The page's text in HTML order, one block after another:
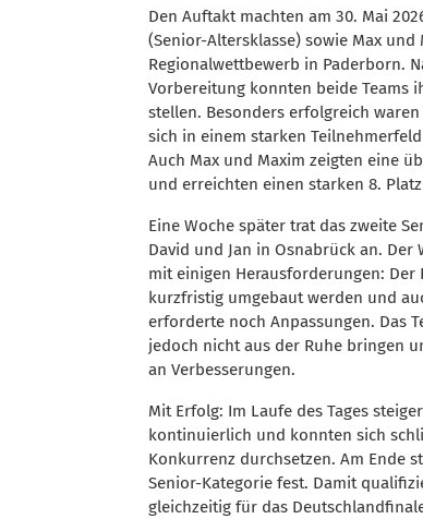
Den Auftakt machten am 30. Mai
(Senior-Altersklasse) sowie Max und
Regionalwettbewerb in Paderborn.
Vorbereitung konnten beide Teams
stellen. Besonders erfolgreich
sich in einem starken
Auch Max und Maxim zeigten eine
und erreichten einen starken 8.
Eine Woche später trat das zweite
David und Jan in Osnabrück an. Der
mit einigen Herausforderungen: Der
kurzfristig umgebaut werden und
erforderte noch Anpassungen. Das
jedoch nicht aus der Ruhe bringen
an Verbesserungen.
Mit Erfolg: Im Laufe des Tages
kontinuierlich und konnten sich
Konkurrenz durchsetzen. Am Ende
Senior-Kategorie fest. Damit
gleichzeitig für das